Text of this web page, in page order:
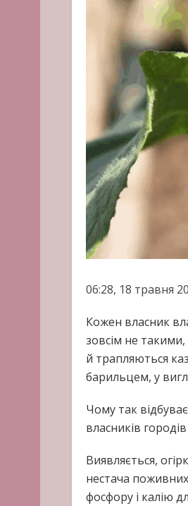
06:28, 18 травня
Кожен власник
зовсім не
й трапляються
барильцем, у
Чому так
власників
Виявляється,
нестача
фосфору і калію